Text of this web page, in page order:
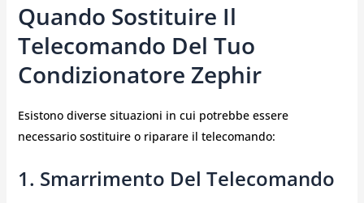
Quando Sostituire Il
Telecomando Del Tuo
Condizionatore Zephir
Esistono diverse situazioni in cui potrebbe essere
necessario sostituire o riparare il telecomando:
1. Smarrimento Del Telecomando